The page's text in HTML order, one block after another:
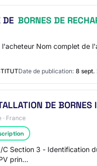
DE BORNES DE
Nom complet de
Date de publication: 8 sept.
DE
· France
Section 3 - Identification du
prin…